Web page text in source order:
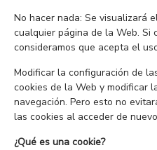
No hacer nada: Se visualizará
cualquier página de la Web. Si
consideramos que acepta el
Modificar la configuración de
cookies de la Web y modificar
navegación. Pero esto no
las cookies al acceder de
¿Qué es una cookie?